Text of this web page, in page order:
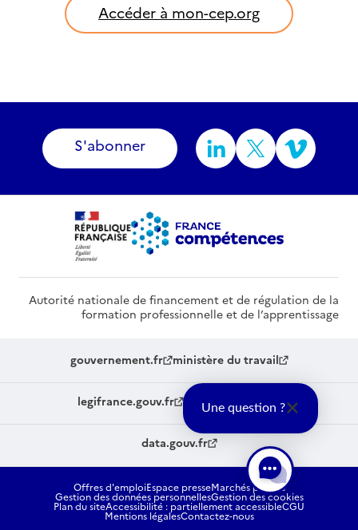
Accéder à mon-cep.org
S'abonner
Autorité nationale de financement et de régulation de la
formation professionnelle et de l’apprentissage
gouvernement.fr ministère du travail
legifrance.gouv.fr service-public.fr
data.gouv.fr
Offres d'emploiEspace presseMarchés publics
Gestion des données personnellesGestion des cookies
Plan du siteAccessibilité : partiellement accessibleCGU
Mentions légalesContactez-nous
Une question ?